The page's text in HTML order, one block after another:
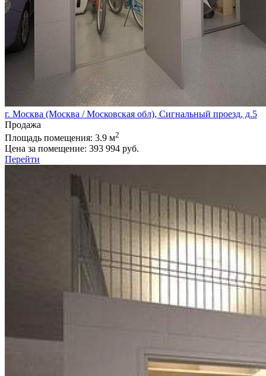
г. Москва (Москва / Московская обл), Сигнальный проезд, д.5
Продажа
Площадь помещения: 3.9 м2
Цена за помещение: 393 994 руб.
Перейти